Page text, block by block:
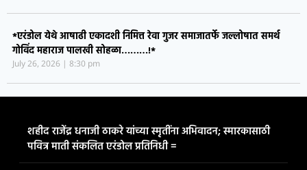
*एरंडोल येथे आषाढी एकादशी निमित्त रेवा गुजर समाजातर्फे जल्लोषात समर्थ
गोविंद महाराज पालखी सोहळा………!*
July 26, 2026 8:30 pm
शहीद राजेंद्र धनाजी ठाकरे यांच्या स्मृतींना अभिवादन; स्मारकासाठी
पवित्र माती संकलित एरंडोल प्रतिनिधी =